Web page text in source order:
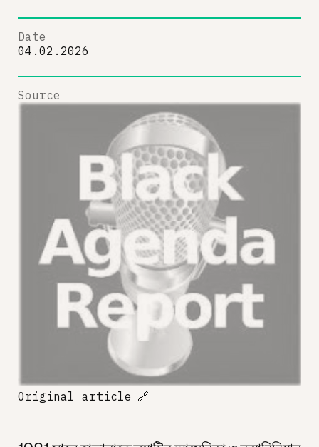
Date
04.02.2026
Source
Original article 🔗